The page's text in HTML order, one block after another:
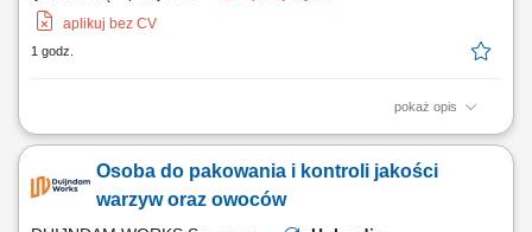
aplikuj bez CV
1 godz.
pokaż opis
Zadania Pakowanie oraz przygotowywanie artykułów spożywczych
procesu; Obsługa maszyn i urządzeń produkcyjnych; Dbanie o czystość
wokół swojego stanowiska pracy;
Osoba do pakowania i kontroli jakości
warzyw oraz owoców